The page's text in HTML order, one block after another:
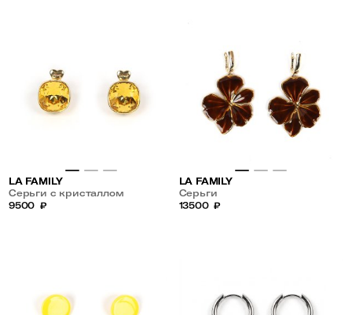
LA FAMILY
Серьги с кристаллом
сваровски
9500 ₽
LA FAMILY
Серьги
13500 ₽